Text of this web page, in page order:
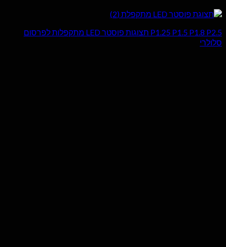
P1.25 P1.5 P1.8 P2.5 תצוגות פוסטר LED מתקפלות לפרסום
סלולרי